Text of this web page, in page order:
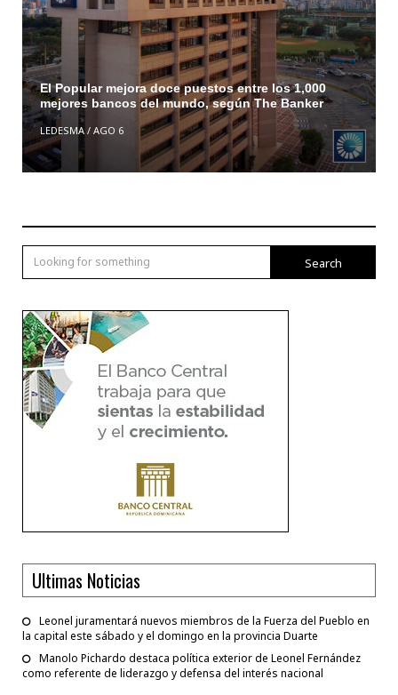
El Popular mejora doce puestos entre los 1,000
mejores bancos del mundo, según The Banker
LEDESMA/ AGO 6
Search
Ultimas Noticias
Leonel juramentará nuevos miembros de la Fuerza del Pueblo en
la capital este sábado y el domingo en la provincia Duarte
Manolo Pichardo destaca política exterior de Leonel Fernández
como referente de liderazgo y defensa del interés nacional